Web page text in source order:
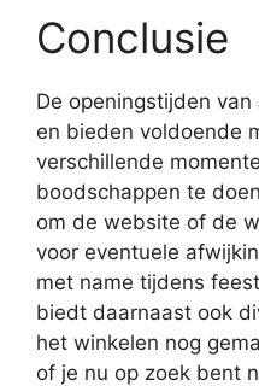
Conclusie
De openingstijden
en bieden voldoende
verschillende
boodschappen te
om de website of de
voor eventuele
met name tijdens
biedt daarnaast ook
het winkelen nog
of je nu op zoek bent